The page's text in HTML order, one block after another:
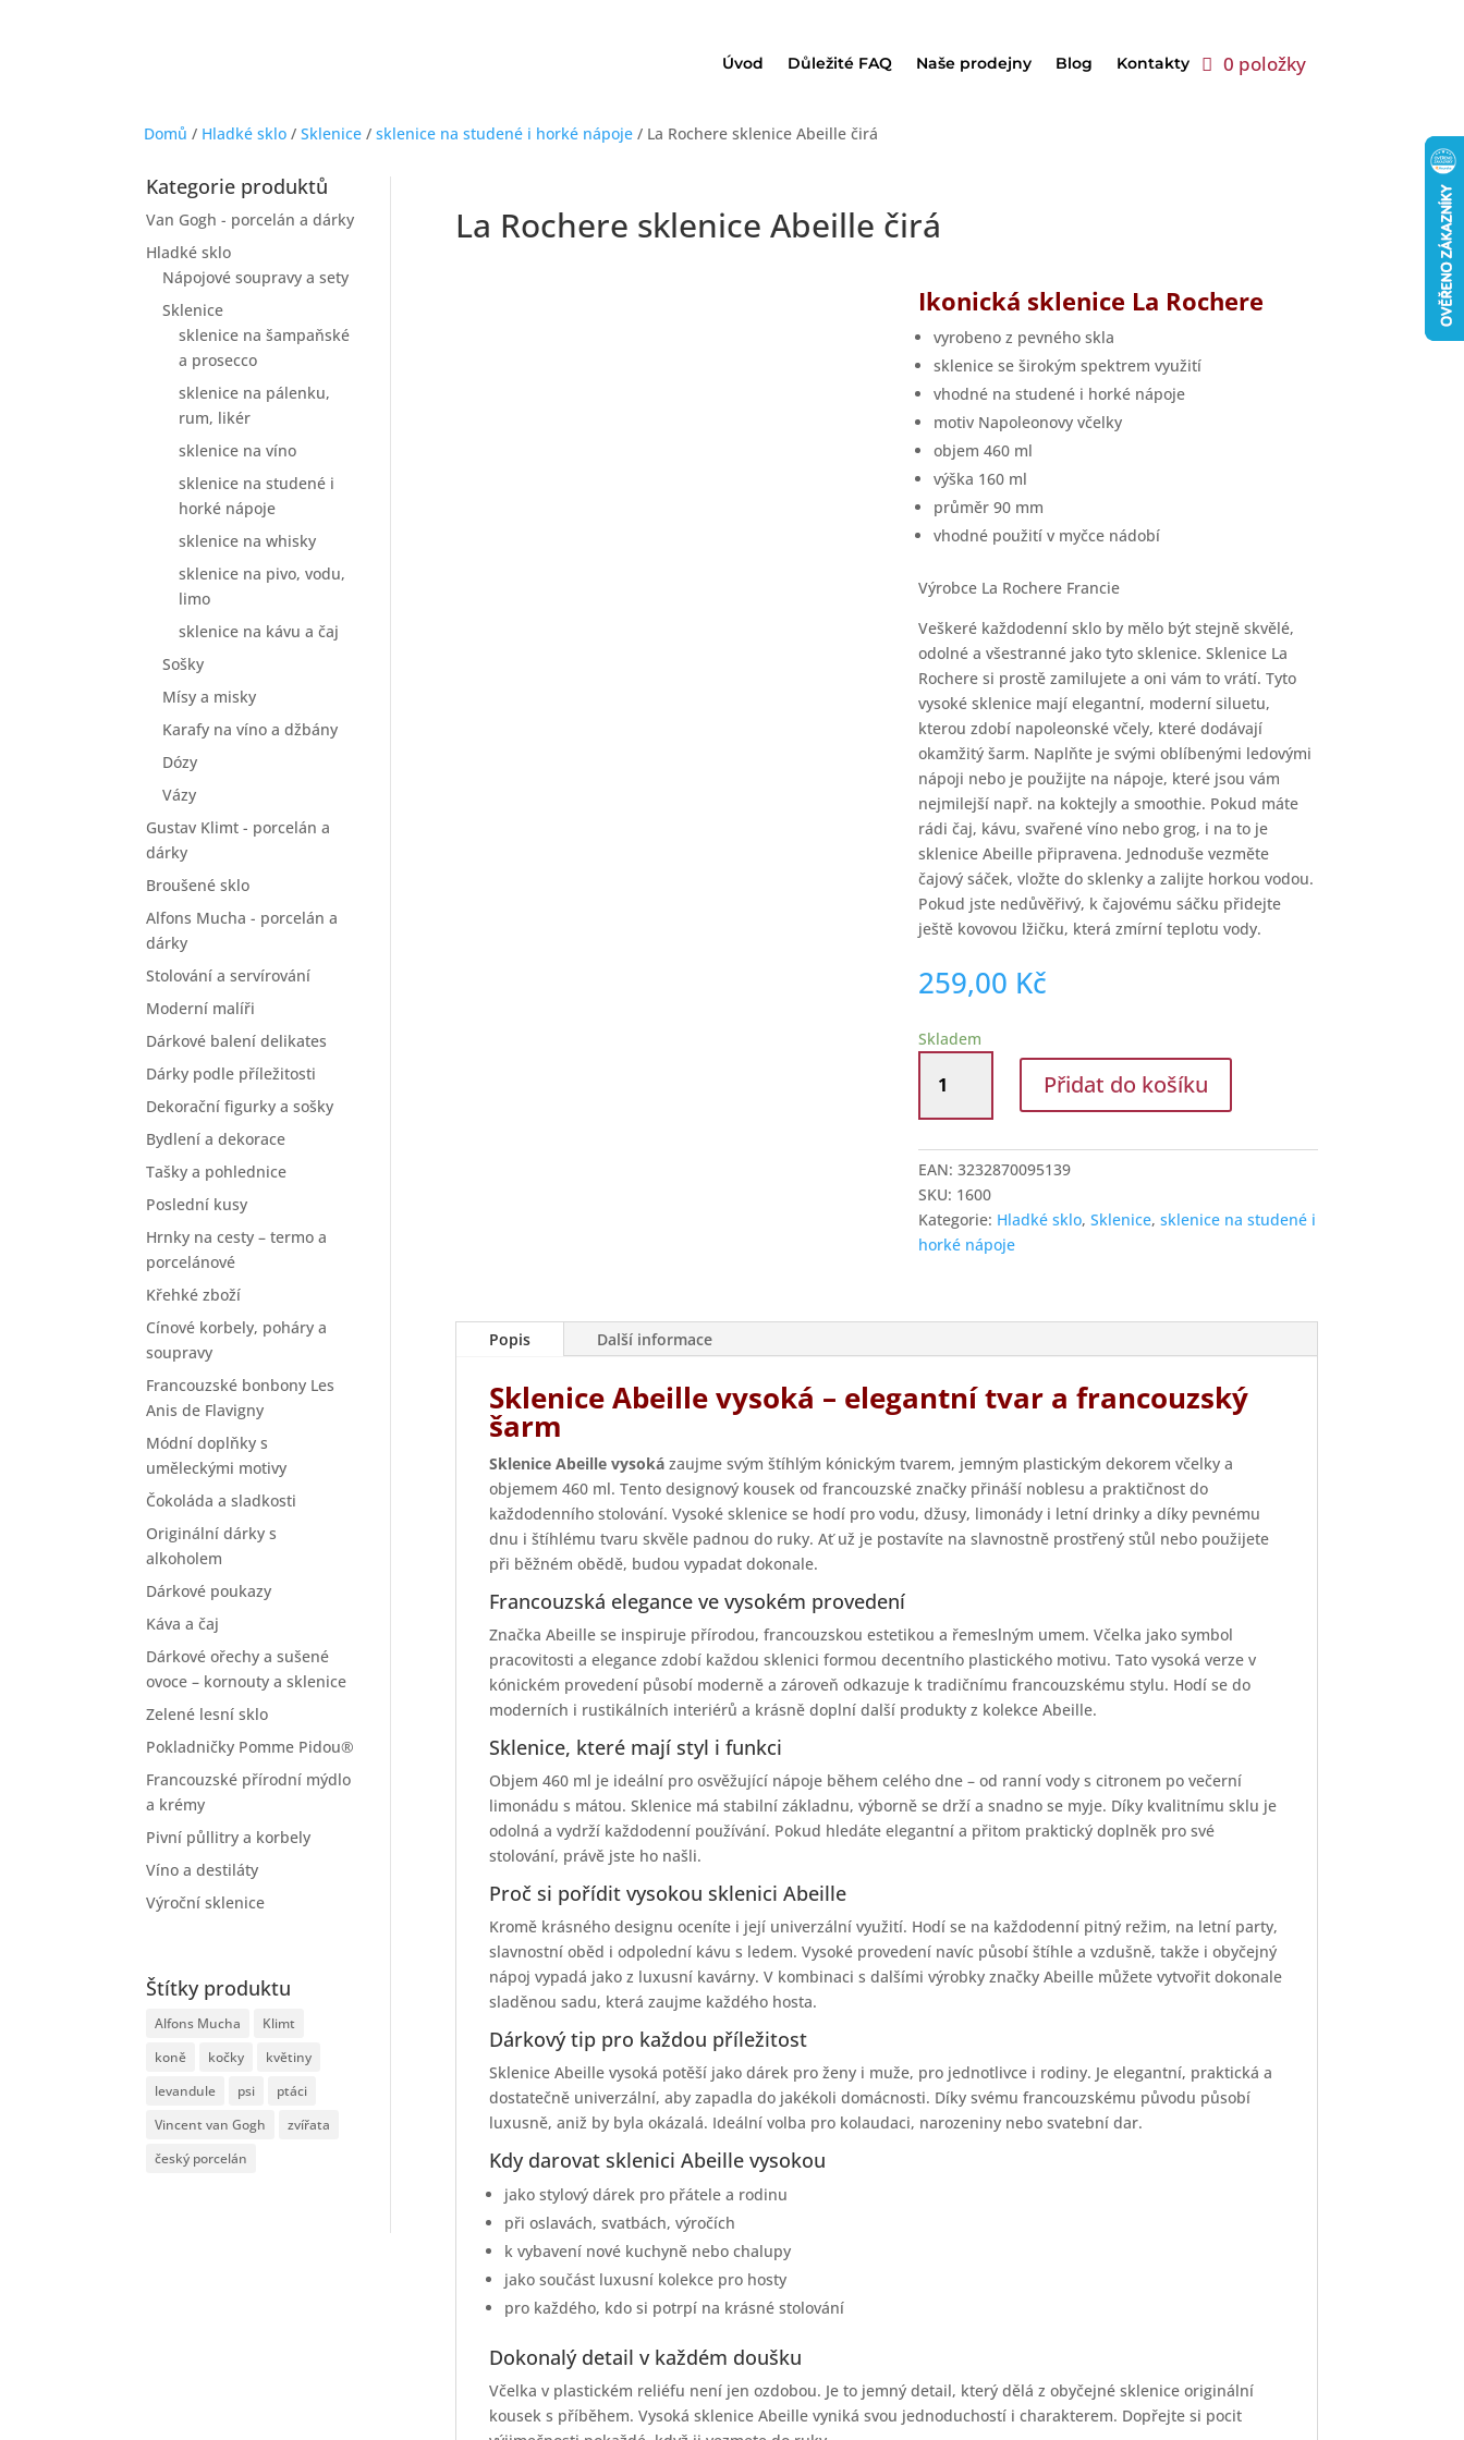
Úvod Důležité FAQ Naše prodejny Blog Kontakty 0 položky
Domů / Hladké sklo / Sklenice / sklenice na studené i horké nápoje / La Rochere sklenice Abeille čirá
Kategorie produktů
Van Gogh - porcelán a dárky
Hladké sklo
Nápojové soupravy a sety
Sklenice
sklenice na šampaňské
a prosecco
sklenice na pálenku,
rum, likér
sklenice na víno
sklenice na studené i
horké nápoje
sklenice na whisky
sklenice na pivo, vodu,
limo
sklenice na kávu a čaj
Sošky
Mísy a misky
Karafy na víno a džbány
Dózy
Vázy
Gustav Klimt - porcelán a
dárky
Broušené sklo
Alfons Mucha - porcelán a
dárky
Stolování a servírování
Moderní malíři
Dárkové balení delikates
Dárky podle příležitosti
Dekorační figurky a sošky
Bydlení a dekorace
Tašky a pohlednice
Poslední kusy
Hrnky na cesty – termo a
porcelánové
Křehké zboží
Cínové korbely, poháry a
soupravy
Francouzské bonbony Les
Anis de Flavigny
Módní doplňky s
uměleckými motivy
Čokoláda a sladkosti
Originální dárky s
alkoholem
Dárkové poukazy
Káva a čaj
Dárkové ořechy a sušené
ovoce – kornouty a sklenice
Zelené lesní sklo
Pokladničky Pomme Pidou®
Francouzské přírodní mýdlo
a krémy
Pivní půllitry a korbely
Víno a destiláty
Výroční sklenice
Štítky produktu
Alfons Mucha
Klimt
koně
kočky
květiny
levandule
psi
ptáci
Vincent van Gogh
zvířata
český porcelán
La Rochere sklenice Abeille čirá
Ikonická sklenice La Rochere
vyrobeno z pevného skla
sklenice se širokým spektrem využití
vhodné na studené i horké nápoje
motiv Napoleonovy včelky
objem 460 ml
výška 160 ml
průměr 90 mm
vhodné použití v myčce nádobí
Výrobce La Rochere Francie
Veškeré každodenní sklo by mělo být stejně skvělé,
odolné a všestranné jako tyto sklenice. Sklenice La
Rochere si prostě zamilujete a oni vám to vrátí.Tyto
vysoké sklenice mají elegantní, moderní siluetu,
kterou zdobí napoleonské včely, které dodávají
okamžitý šarm. Naplňte je svými oblíbenými ledovými
nápoji nebo je použijte na nápoje, které jsou vám
nejmilejší např. na koktejly a smoothie. Pokud máte
rádi čaj, kávu, svařené víno nebo grog, i na to je
sklenice Abeille připravena. Jednoduše vezměte
čajový sáček, vložte do sklenky a zalijte horkou vodou.
Pokud jste nedůvěřivý, k čajovému sáčku přidejte
ještě kovovou lžičku, která zmírní teplotu vody.
259,00 Kč
Skladem
Rochere
sklenice
čirá
množství
Přidat do košíku
EAN:3232870095139
SKU: 1600
Kategorie: Hladké sklo,Sklenice,sklenice na studené i
horké nápoje
Popis Další informace
Sklenice Abeille vysoká – elegantní tvar a francouzský
šarm
Sklenice Abeille vysokázaujme svým štíhlým kónickým tvarem, jemným plastickým dekorem včelky a
objemem 460 ml. Tento designový kousek od francouzské značky přináší noblesu a praktičnost do
každodenního stolování. Vysoké sklenice se hodí pro vodu, džusy, limonády i letní drinky a díky pevnému
dnu i štíhlému tvaru skvěle padnou do ruky. Ať už je postavíte na slavnostně prostřený stůl nebo použijete
při běžném obědě, budou vypadat dokonale.
Francouzská elegance ve vysokém provedení
Značka Abeille se inspiruje přírodou, francouzskou estetikou a řemeslným umem. Včelka jako symbol
pracovitosti a elegance zdobí každou sklenici formou decentního plastického motivu. Tato vysoká verze v
kónickém provedení působí moderně a zároveň odkazuje k tradičnímu francouzskému stylu. Hodí se do
moderních i rustikálních interiérů a krásně doplní další produkty z kolekce Abeille.
Sklenice, které mají styl i funkci
Objem 460 ml je ideální pro osvěžující nápoje během celého dne – od ranní vody s citronem po večerní
limonádu s mátou. Sklenice má stabilní základnu, výborně se drží a snadno se myje. Díky kvalitnímu sklu je
odolná a vydrží každodenní používání. Pokud hledáte elegantní a přitom praktický doplněk pro své
stolování, právě jste ho našli.
Proč si pořídit vysokou sklenici Abeille
Kromě krásného designu oceníte i její univerzální využití. Hodí se na každodenní pitný režim, na letní party,
slavnostní oběd i odpolední kávu s ledem. Vysoké provedení navíc působí štíhle a vzdušně, takže i obyčejný
nápoj vypadá jako z luxusní kavárny. V kombinaci s dalšími výrobky značky Abeille můžete vytvořit dokonale
sladěnou sadu, která zaujme každého hosta.
Dárkový tip pro každou příležitost
Sklenice Abeille vysoká potěší jako dárek pro ženy i muže, pro jednotlivce i rodiny. Je elegantní, praktická a
dostatečně univerzální, aby zapadla do jakékoli domácnosti. Díky svému francouzskému původu působí
luxusně, aniž by byla okázalá. Ideální volba pro kolaudaci, narozeniny nebo svatební dar.
Kdy darovat sklenici Abeille vysokou
jako stylový dárek pro přátele a rodinu
při oslavách, svatbách, výročích
k vybavení nové kuchyně nebo chalupy
jako součást luxusní kolekce pro hosty
pro každého, kdo si potrpí na krásné stolování
Dokonalý detail v každém doušku
Včelka v plastickém reliéfu není jen ozdobou. Je to jemný detail, který dělá z obyčejné sklenice originální
kousek s příběhem. Vysoká sklenice Abeille vyniká svou jednoduchostí i charakterem. Dopřejte si pocit